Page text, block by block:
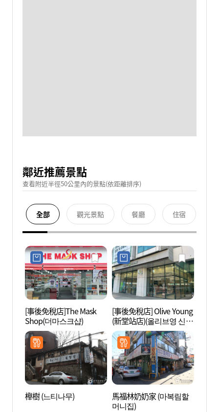
鄰近推薦景點
查看附近半徑50公里內的景點(依距離排序)
全部 觀光景點 餐廳 住宿
[事後免稅店]The Mask
Shop(더마스크샵)
[事後免稅店] Olive Young
(新堂站店)(올리브영 신당
역점)
櫸樹 (느티나무)
馬福林奶奶家 (마복림할
머니집)